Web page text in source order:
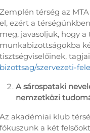
Zemplén térség az
el, ezért a
meg, javasoljuk, hogy
munkabizottságokba
tisztségviselőinek,
bizottsag/szervezeti-
A sárospataki
nemzetközi
Az akadémiai klub
fókuszunk a két